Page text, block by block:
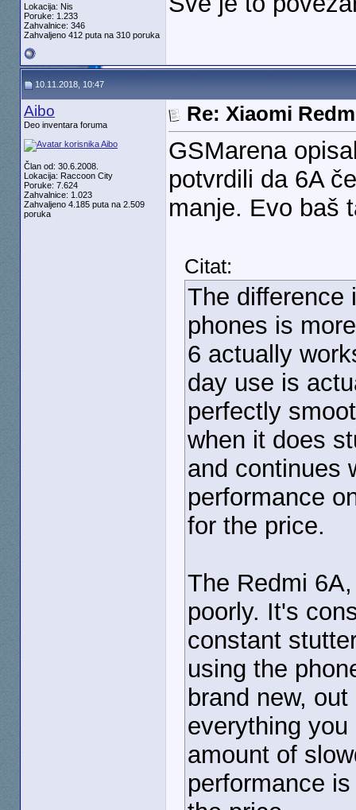
Lokacija: Nis
Poruke: 1.233
Zahvalnice: 346
Zahvaljeno 412 puta na 310 poruka
10.11.2018, 10:47
Aibo
Deo inventara foruma
Član od: 30.6.2008.
Lokacija: Raccoon City
Poruke: 7.624
Zahvalnice: 1.023
Zahvaljeno 4.185 puta na 2.509
poruka
Re: Xiaomi
GSMarena
potvrdili da 6A
manje. Evo baš
Citat:
The difference
phones is
6 actually
day use is
perfectly
when it does
and continues
performance
for the price.
The Redmi
poorly. It's
constant
using the
brand new,
everything
amount of
performance